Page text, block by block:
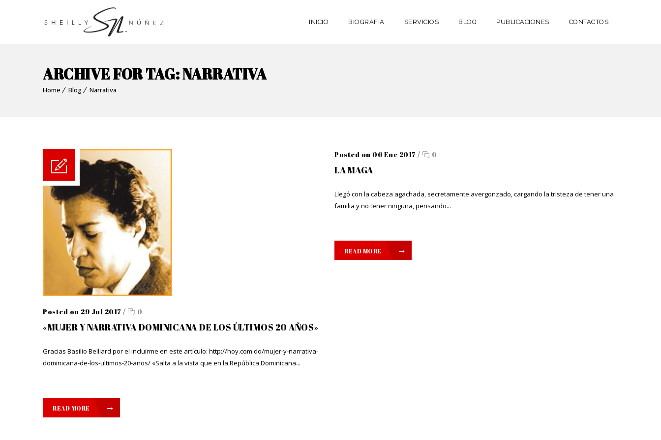
INICIO BIOGRAFIA SERVICIOS BLOG PUBLICACIONES CONTACTOS
ARCHIVE FOR TAG: NARRATIVA
Home Blog Narrativa
Posted on 29 Jul 2017 / 0
«MUJER Y NARRATIVA DOMINICANA DE LOS ÚLTIMOS 20 AÑOS»
Gracias Basilio Belliard por el incluirme en este artículo: http://hoy.com.do/mujer-y-narrativa-
dominicana-de-los-ultimos-20-anos/ «Salta a la vista que en la República Dominicana...
READ MORE
Posted on 06 Ene 2017 / 0
LA MAGA
Llegó con la cabeza agachada, secretamente avergonzado, cargando la tristeza de tener una
familia y no tener ninguna, pensando...
READ MORE